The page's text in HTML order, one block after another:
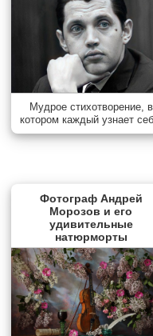
Мудрое стихотворение, в
котором каждый узнает
Фотограф Андрей
Морозов и его
удивительные
натюрморты